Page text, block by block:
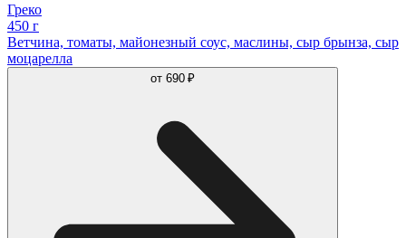
Греко
450 г
Ветчина, томаты, майонезный соус, маслины, сыр брынза, сыр
моцарелла
от 690 ₽